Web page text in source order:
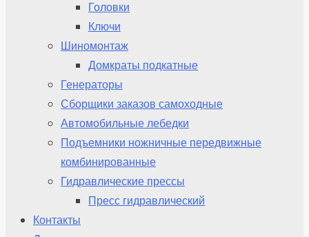
Головки
Ключи
Шиномонтаж
Домкраты подкатные
Генераторы
Сборщики заказов самоходные
Автомобильные лебедки
Подъемники ножничные передвижные
комбинированные
Гидравлические прессы
Пресс гидравлический
Контакты